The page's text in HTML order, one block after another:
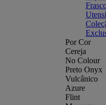
Por Cor
Cereja
No Colour
Preto Onyx
Vulcânico
Azure
Flint